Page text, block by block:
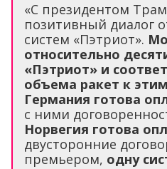
«С президентом
позитивный диалог
систем «Пэтриот».
относительно
«Пэтриот» и
объема ракет к
Германия готова
с ними
Норвегия готова
двусторонние
премьером, одну